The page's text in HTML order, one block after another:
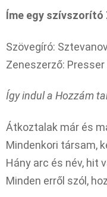
Íme egy szívszorító
Szövegíró:
Zeneszerző: Presser
Így indul a Hozzám
Átkoztalak már és
Mindenkori társam,
Hány arc és név, hit
Minden erről szól,